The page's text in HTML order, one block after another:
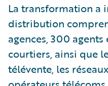
La transformation a
distribution
agences, 300
courtiers, ainsi que
télévente, les